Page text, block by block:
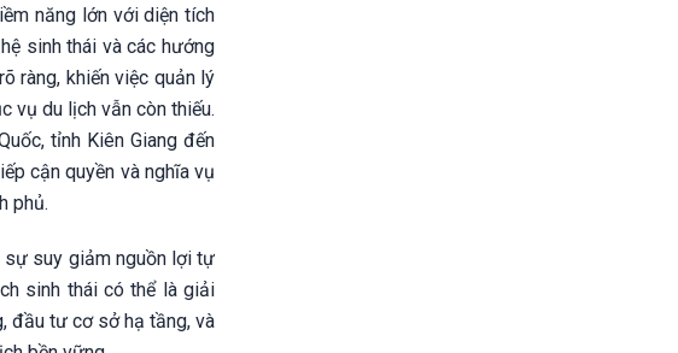
năng lớn với diện tích
sinh thái và các hướng
ràng, khiến việc quản lý
vụ du lịch vẫn còn thiếu.
tỉnh Kiên Giang đến
cận quyền và nghĩa vụ
phủ.
sự suy giảm nguồn lợi tự
sinh thái có thể là giải
đầu tư cơ sở hạ tầng, và